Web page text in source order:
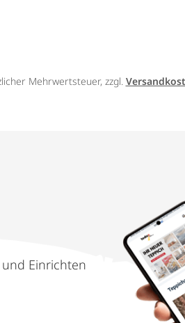
Mehrwertsteuer, zzgl.
Einrichten